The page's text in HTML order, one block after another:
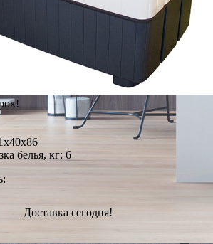
белья, кг: 6
Доставка сегодня!